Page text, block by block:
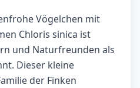
Vögelchen mit
Chloris sinica ist
und Naturfreunden als
Dieser kleine
der Finken